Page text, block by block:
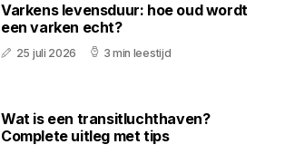
Varkens levensduur: hoe oud wordt
een varken echt?
25 juli 2026 3 min leestijd
Wat is een transitluchthaven?
Complete uitleg met tips